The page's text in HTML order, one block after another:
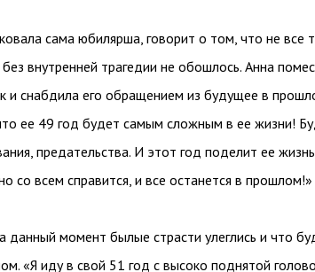
сама юбилярша, говорит о том, что не все
внутренней трагедии не обошлось. Анна
и снабдила его обращением из будущее в
ее 49 год будет самым сложным в ее жизни!
предательства. И этот год поделит ее
со всем справится, и все останется в
данный момент былые страсти улеглись и что
«Я иду в свой 51 год с высоко поднятой